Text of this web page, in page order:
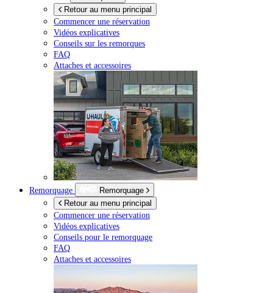
Retour au menu principal
Commencer une réservation
Vidéos explicatives
Conseils sur les remorques
FAQ
Attaches et accessoires
Remorquage
Remorquage
Retour au menu principal
Commencer une réservation
Vidéos explicatives
Conseils pour le remorquage
FAQ
Attaches et accessoires